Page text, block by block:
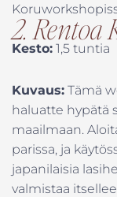
2. Rentoa
Kesto: 1,5 tuntia
Kuvaus: Tämä
haluatte hypätä
maailmaan.
parissa, ja
japanilaisia
valmistaa